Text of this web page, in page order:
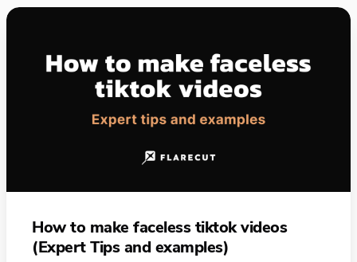
How to make faceless tiktok videos
(Expert Tips and examples)